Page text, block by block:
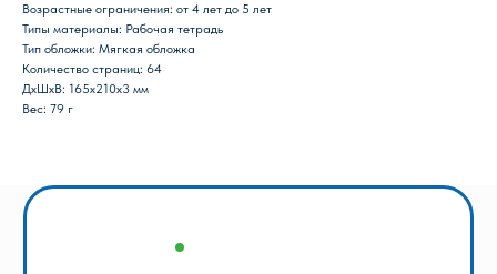
Возрастные ограничения: от 4 лет до 5 лет
Типы материалы: Рабочая тетрадь
Тип обложки: Мягкая обложка
Количество страниц: 64
ДxШxВ: 165x210x3 мм
Вес: 79 г
пн-пт 10.00 - 19.00
сб 10.00 - 18.00
без обеда
вс выходной
смотреть на карте
пн-пт 9.00 - 18.00